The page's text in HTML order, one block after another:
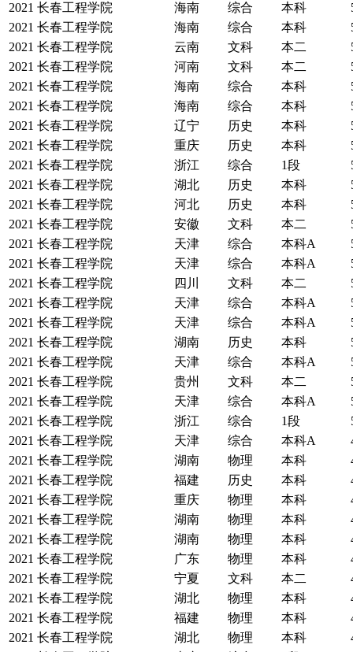
2021 长春工程学院 海南 综合 本科
2021 长春工程学院 海南 综合 本科
2021 长春工程学院 云南 文科 本二
2021 长春工程学院 河南 文科 本二
2021 长春工程学院 海南 综合 本科
2021 长春工程学院 海南 综合 本科
2021 长春工程学院 辽宁 历史 本科
2021 长春工程学院 重庆 历史 本科
2021 长春工程学院 浙江 综合 1段
2021 长春工程学院 湖北 历史 本科
2021 长春工程学院 河北 历史 本科
2021 长春工程学院 安徽 文科 本二
2021 长春工程学院 天津 综合 本科A
2021 长春工程学院 天津 综合 本科A
2021 长春工程学院 四川 文科 本二
2021 长春工程学院 天津 综合 本科A
2021 长春工程学院 天津 综合 本科A
2021 长春工程学院 湖南 历史 本科
2021 长春工程学院 天津 综合 本科A
2021 长春工程学院 贵州 文科 本二
2021 长春工程学院 天津 综合 本科A
2021 长春工程学院 浙江 综合 1段
2021 长春工程学院 天津 综合 本科A
2021 长春工程学院 湖南 物理 本科
2021 长春工程学院 福建 历史 本科
2021 长春工程学院 重庆 物理 本科
2021 长春工程学院 湖南 物理 本科
2021 长春工程学院 湖南 物理 本科
2021 长春工程学院 广东 物理 本科
2021 长春工程学院 宁夏 文科 本二
2021 长春工程学院 湖北 物理 本科
2021 长春工程学院 福建 物理 本科
2021 长春工程学院 湖北 物理 本科